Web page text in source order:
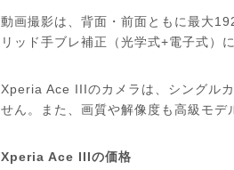
動画撮影は、背面・前面ともに最大
リッド手ブレ補正（光学式+電子式）
Xperia Ace IIIのカメラは、シングル
せん。また、画質や解像度も高級モデ
Xperia Ace IIIの価格